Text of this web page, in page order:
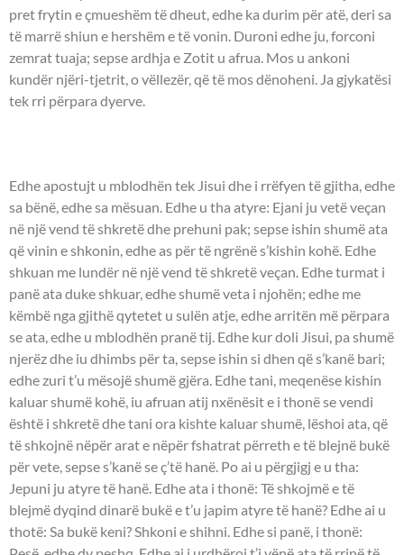
pret frytin e çmueshëm të dheut, edhe ka durim për atë, deri sa
të marrë shiun e hershëm e të vonin. Duroni edhe ju, forconi
zemrat tuaja; sepse ardhja e Zotit u afrua. Mos u ankoni
kundër njëri-tjetrit, o vëllezër, që të mos dënoheni. Ja gjykatësi
tek rri përpara dyerve.
Edhe apostujt u mblodhën tek Jisui dhe i rrëfyen të gjitha, edhe
sa bënë, edhe sa mësuan. Edhe u tha atyre: Ejani ju vetë veçan
në një vend të shkretë dhe prehuni pak; sepse ishin shumë ata
që vinin e shkonin, edhe as për të ngrënë s’kishin kohë. Edhe
shkuan me lundër në një vend të shkretë veçan. Edhe turmat i
panë ata duke shkuar, edhe shumë veta i njohën; edhe me
këmbë nga gjithë qytetet u sulën atje, edhe arritën më përpara
se ata, edhe u mblodhën pranë tij. Edhe kur doli Jisui, pa shumë
njerëz dhe iu dhimbs për ta, sepse ishin si dhen që s’kanë bari;
edhe zuri t’u mësojë shumë gjëra. Edhe tani, meqenëse kishin
kaluar shumë kohë, iu afruan atij nxënësit e i thonë se vendi
është i shkretë dhe tani ora kishte kaluar shumë, lëshoi ata, që
të shkojnë nëpër arat e nëpër fshatrat përreth e të blejnë bukë
për vete, sepse s’kanë se ç’të hanë. Po ai u përgjigj e u tha:
Jepuni ju atyre të hanë. Edhe ata i thonë: Të shkojmë e të
blejmë dyqind dinarë bukë e t’u japim atyre të hanë? Edhe ai u
thotë: Sa bukë keni? Shkoni e shihni. Edhe si panë, i thonë: